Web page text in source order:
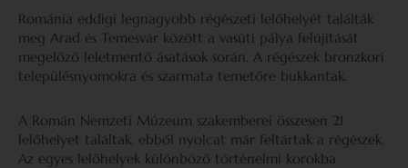
Románia eddigi legnagyobb régészeti lelőhelyét találták
meg Arad és Temesvár között a vasúti pálya felújítását
megelőző leletmentő ásatások során. A régészek bronzkori
településnyomokra és szarmata temetőre bukkantak.
A Román Nemzeti Múzeum szakemberei összesen 21
lelőhelyet találtak, ebből nyolcat már feltártak a régészek.
Az egyes lelőhelyek különböző történelmi korokba